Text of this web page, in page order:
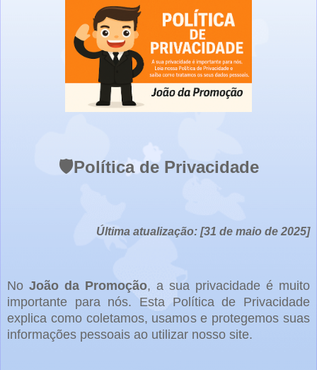
🛡️Política de Privacidade
Última atualização: [31 de maio de 2025]
No João da Promoção, a sua privacidade é muito
importante para nós. Esta Política de Privacidade
explica como coletamos, usamos e protegemos suas
informações pessoais ao utilizar nosso site.